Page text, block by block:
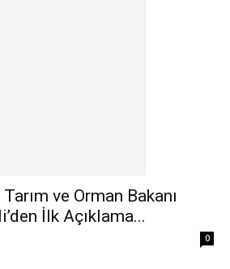
ve Orman Bakanı
İlk Açıklama...
0